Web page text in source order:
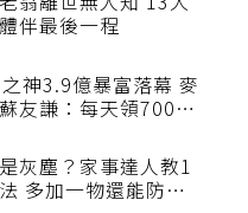
翁離世無人知 13犬
體伴最後一程
神3.9億暴富落幕 麥
蘇友謙：每天領700元
灰塵？家事達人教1